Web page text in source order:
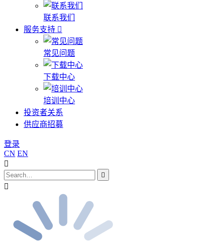
联系我们
服务支持
常见问题
下载中心
培训中心
投资者关系
供应商招募
登录
CN EN